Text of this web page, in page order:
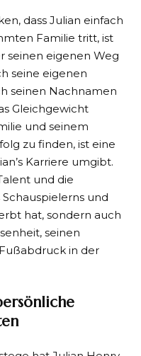
dass Julian einfach
Familie tritt, ist
seinen eigenen Weg
seine eigenen
seinen Nachnamen
Gleichgewicht
und seinem
zu finden, ist eine
Karriere umgibt.
und die
und
hat, sondern auch
seinen
in der